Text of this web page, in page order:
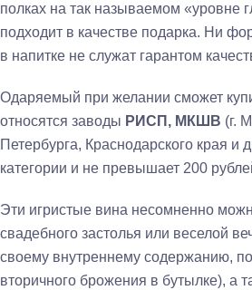
полках на так называемом «уровне
подходит в качестве подарка. Ни
в напитке не служат гарантом
Одаряемый при желании сможет
относятся заводы РИСП, МКШВ (г.
Петербурга, Краснодарского края и
категории и не превышает 200
Эти игристые вина несомненно
свадебного застолья или веселой
своему внутреннему содержанию,
вторичного брожения в бутылке),